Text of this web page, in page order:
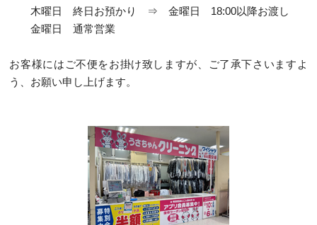
木曜日 終日お預かり ⇒ 金曜日 18:00以降お渡し
金曜日 通常営業
お客様にはご不便をお掛け致しますが、ご了承下さいますよ
う、お願い申し上げます。